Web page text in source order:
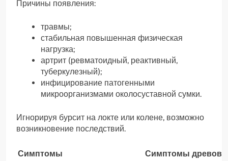
Причины появления:
травмы;
стабильная повышенная физическая
нагрузка;
артрит (ревматоидный, реактивный,
туберкулезный);
инфицирование патогенными
микроорганизмами околосуставной сумки.
Игнорируя бурсит на локте или колене, возможно
возникновение последствий.
Симптомы
Симптомы